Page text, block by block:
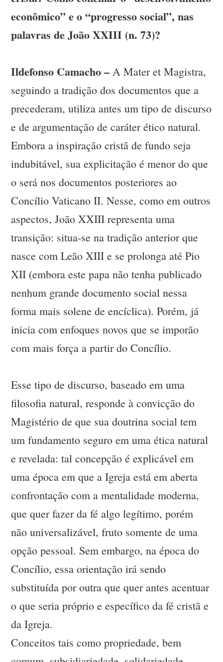
econômico” e o “progresso social”, nas
palavras de João XXIII (n. 73)?
Ildefonso Camacho – A Mater et Magistra,
seguindo a tradição dos documentos que a
precederam, utiliza antes um tipo de discurso
e de argumentação de caráter ético natural.
Embora a inspiração cristã de fundo seja
indubitável, sua explicitação é menor do que
o será nos documentos posteriores ao
Concílio Vaticano II. Nesse, como em outros
aspectos, João XXIII representa uma
transição: situa-se na tradição anterior que
nasce com Leão XIII e se prolonga até Pio
XII (embora este papa não tenha publicado
nenhum grande documento social nessa
forma mais solene de encíclica). Porém, já
inicia com enfoques novos que se imporão
com mais força a partir do Concílio.
Esse tipo de discurso, baseado em uma
filosofia natural, responde à convicção do
Magistério de que sua doutrina social tem
um fundamento seguro em uma ética natural
e revelada: tal concepção é explicável em
uma época em que a Igreja está em aberta
confrontação com a mentalidade moderna,
que quer fazer da fé algo legítimo, porém
não universalizável, fruto somente de uma
opção pessoal. Sem embargo, na época do
Concílio, essa orientação irá sendo
substituída por outra que quer antes acentuar
o que seria próprio e específico da fé cristã e
da Igreja.
Conceitos tais como propriedade, bem